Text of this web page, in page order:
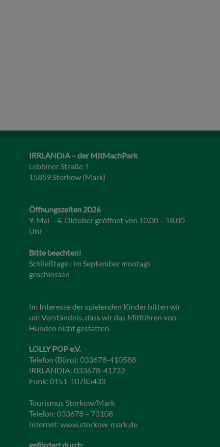
IRRLANDIA – der MitMachPark
Lebbiner Straße 1
15859 Storkow (Mark)
Öffnungszeiten 2026
9. Mai – 4. Oktober geöffnet von 10.00 – 18.00
Uhr
Bitte beachten!
Schließtage : im September montags
geschlossen
Im Interesse der spielenden Kinder bitten wir
um Verständnis, dass wir das Mitführen von
Hunden nicht gestatten.
LOLLY POP e.V.
Telefon (Büro): 033678-410588
IRRLANDIA: 033678-41732
Funk: 0151-10785433
Tourismus Storkow/Mark
Telefon: 033678 – 73108
Internet: www.storkow-mark.de
gefördert durch: